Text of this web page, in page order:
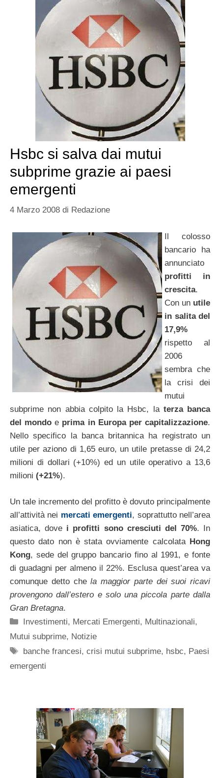
Hsbc si salva dai mutui
subprime grazie ai paesi
emergenti
4 Marzo 2008 di Redazione
Il colosso
bancario ha
annunciato
profitti in
crescita.
Con un utile
in salita del
17,9%
rispetto al
2006
sembra che
la crisi dei
mutui
subprime non abbia colpito la Hsbc, la terza banca
del mondo e prima in Europa per capitalizzazione.
Nello specifico la banca britannica ha registrato un
utile per aziono di 1,65 euro, un utile pretasse di 24,2
milioni di dollari (+10%) ed un utile operativo a 13,6
milioni (+21%).
Un tale incremento del profitto è dovuto principalmente
all’attività nei mercati emergenti, soprattutto nell’area
asiatica, dove i profitti sono cresciuti del 70%. In
questo dato non è stata ovviamente calcolata Hong
Kong, sede del gruppo bancario fino al 1991, e fonte
di guadagni per almeno il 22%. Esclusa quest’area va
comunque detto chela maggior parte dei suoi ricavi
provengono dall’estero e solo una piccola parte dalla
Gran Bretagna.
Categorie
Investimenti, Mercati Emergenti, Multinazionali,
Mutui subprime, Notizie
Tag
banche francesi,crisi mutui subprime, hsbc, Paesi
emergenti